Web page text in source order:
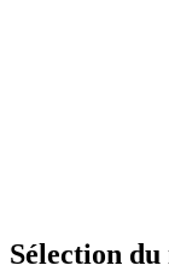
Sélection